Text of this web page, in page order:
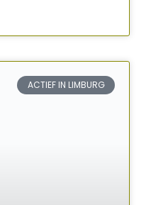
ACTIEF IN LIMBURG